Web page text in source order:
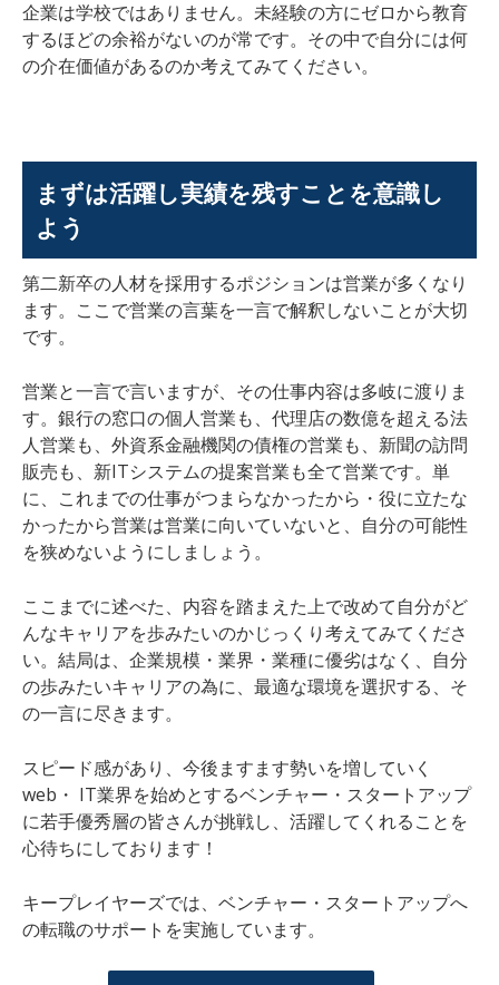
企業は学校ではありません。未経験の方にゼロから教育
するほどの余裕がないのが常です。その中で自分には何
の介在価値があるのか考えてみてください。
まずは活躍し実績を残すことを意識し
よう
第二新卒の人材を採用するポジションは営業が多くなり
ます。ここで営業の言葉を一言で解釈しないことが大切
です。
営業と一言で言いますが、その仕事内容は多岐に渡りま
す。銀行の窓口の個人営業も、代理店の数億を超える法
人営業も、外資系金融機関の債権の営業も、新聞の訪問
販売も、新ITシステムの提案営業も全て営業です。単
に、これまでの仕事がつまらなかったから・役に立たな
かったから営業は営業に向いていないと、自分の可能性
を狭めないようにしましょう。
ここまでに述べた、内容を踏まえた上で改めて自分がど
んなキャリアを歩みたいのかじっくり考えてみてくださ
い。結局は、企業規模・業界・業種に優劣はなく、自分
の歩みたいキャリアの為に、最適な環境を選択する、そ
の一言に尽きます。
スピード感があり、今後ますます勢いを増していく
web・ IT業界を始めとするベンチャー・スタートアップ
に若手優秀層の皆さんが挑戦し、活躍してくれることを
心待ちにしております！
キープレイヤーズでは、ベンチャー・スタートアップへ
の転職のサポートを実施しています。